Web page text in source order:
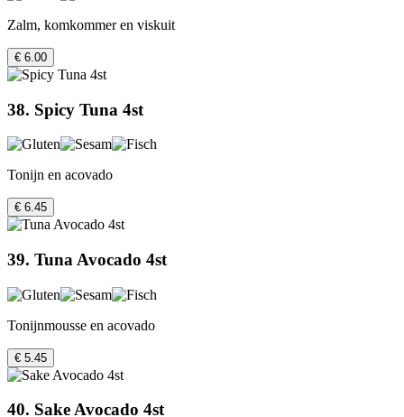
Zalm, komkommer en viskuit
€ 6.00
38. Spicy Tuna 4st
Tonijn en acovado
€ 6.45
39. Tuna Avocado 4st
Tonijnmousse en acovado
€ 5.45
40. Sake Avocado 4st